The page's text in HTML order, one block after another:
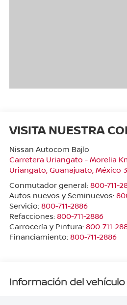
VISITA NUESTRA
Nissan Autocom Bajío
Carretera Uriangato - Morelia
Uriangato, Guanajuato, México
Conmutador general: 800-711-
Autos nuevos y Seminuevos:
Servicio: 800-711-2886
Refacciones: 800-711-2886
Carrocería y Pintura: 800-711-
Financiamiento: 800-711-2886
Información del vehículo